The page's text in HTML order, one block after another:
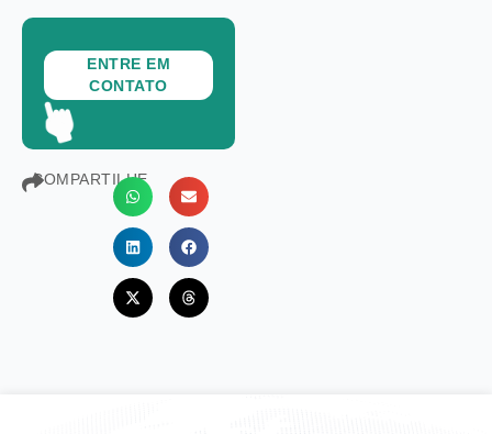
ENTRE EM
CONTATO
COMPARTILHE